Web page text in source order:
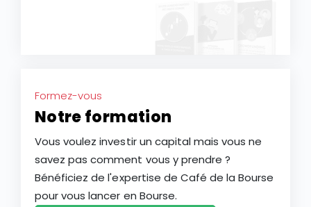
Formez-vous
Notre formation
Vous voulez investir un capital mais vous ne
savez pas comment vous y prendre ?
Bénéficiez de l'expertise de Café de la Bourse
pour vous lancer en Bourse.